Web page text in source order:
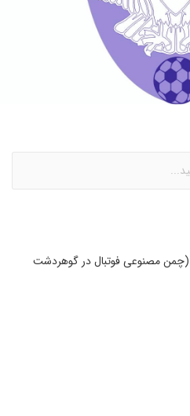
(چمن مصنوعی فوتبال در گوهردشت